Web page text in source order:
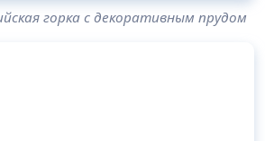
горка с декоративным прудом